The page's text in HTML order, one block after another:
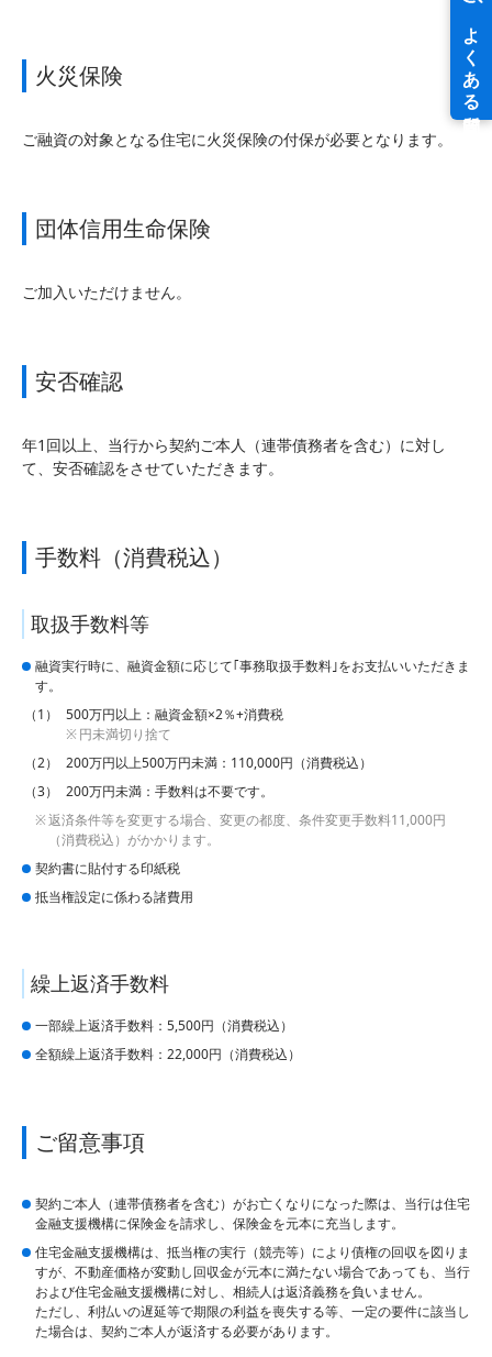
火災保険
ご融資の対象となる住宅に火災保険の付保が必要となります。
団体信用生命保険
ご加入いただけません。
安否確認
年1回以上、当行から契約ご本人（連帯債務者を含む）に対し
て、安否確認をさせていただきます。
手数料（消費税込）
取扱手数料等
融資実行時に、融資金額に応じて｢事務取扱手数料｣をお支払いいただきま
す。
500万円以上：融資金額×2％+消費税
円未満切り捨て
200万円以上500万円未満：110,000円（消費税込）
200万円未満：手数料は不要です。
返済条件等を変更する場合、変更の都度、条件変更手数料11,000円
（消費税込）がかかります。
契約書に貼付する印紙税
抵当権設定に係わる諸費用
繰上返済手数料
一部繰上返済手数料：5,500円（消費税込）
全額繰上返済手数料：22,000円（消費税込）
ご留意事項
契約ご本人（連帯債務者を含む）がお亡くなりになった際は、当行は住宅
金融支援機構に保険金を請求し、保険金を元本に充当します。
住宅金融支援機構は、抵当権の実行（競売等）により債権の回収を図りま
すが、不動産価格が変動し回収金が元本に満たない場合であっても、当行
および住宅金融支援機構に対し、相続人は返済義務を負いません。
ただし、利払いの遅延等で期限の利益を喪失する等、一定の要件に該当し
た場合は、契約ご本人が返済する必要があります。